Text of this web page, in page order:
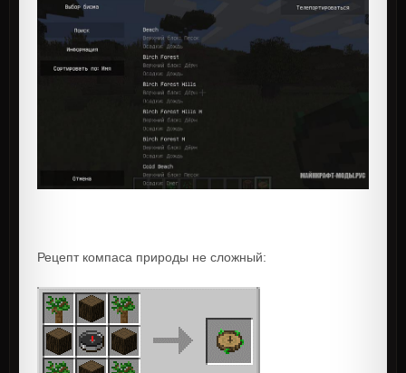
Рецепт компаса природы не сложный: